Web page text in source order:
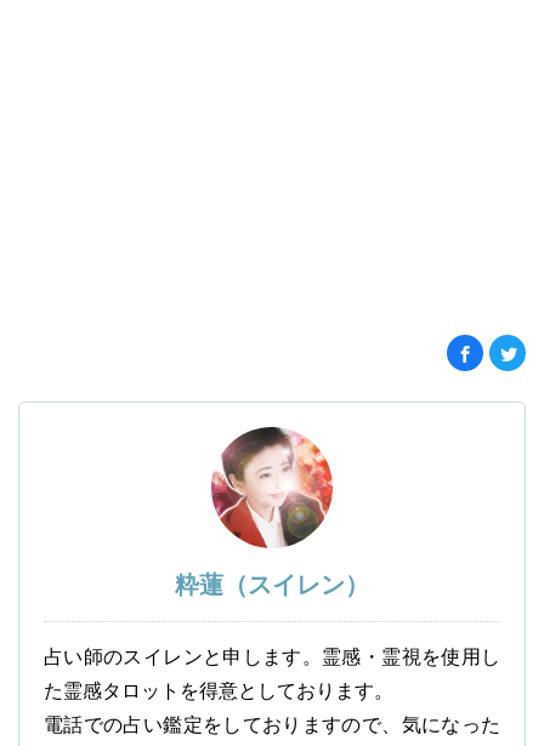
粋蓮（スイレン）
占い師のスイレンと申します。霊感・霊視を使用し
た霊感タロットを得意としております。
電話での占い鑑定をしておりますので、気になった